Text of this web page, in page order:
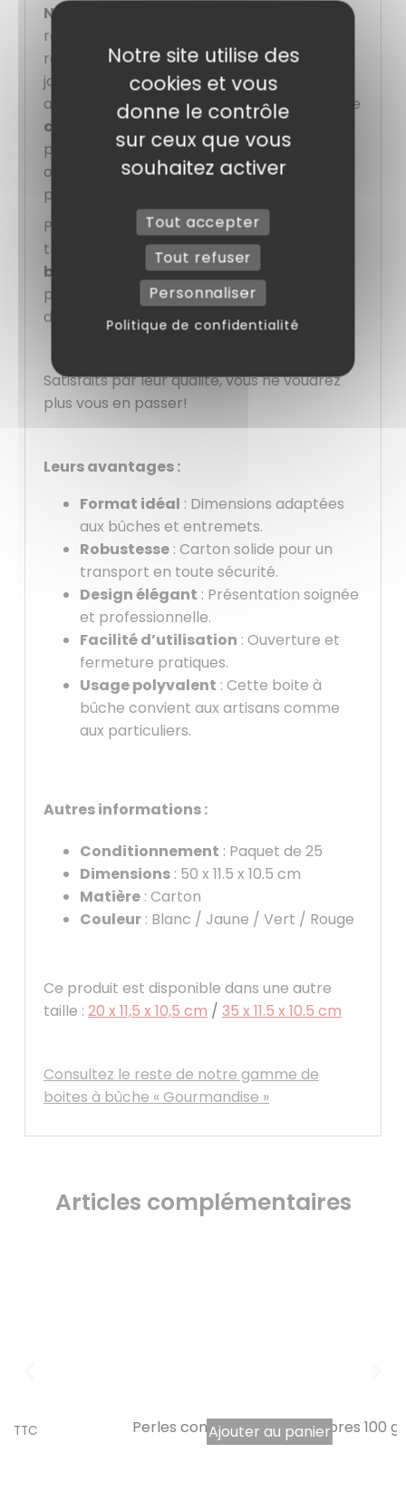
Noël
résistance lors du transport. Son design
raffiné et coloré apporte une touche
joyeuse, parfaite pour les pâtisseries
artisanales et les présentations en vitrine. Le
couvercle charnière avec sa languette
permet une fermeture sécurisée tout en
offrant une mise en avant soignée du
produit.
Pensée pour les boulangers, pâtissiers,
traiteurs et particuliers passionnés, cette
boite à bûcheallie praticité et esthétique
pour un effet « waouh » garanti à chaque
dégustation !
Satisfaits par leur qualité, vous ne voudrez
plus vous en passer!
Leurs avantages :
Format idéal : Dimensions adaptées
aux bûches et entremets.
Robustesse: Carton solide pour un
transport en toute sécurité.
Design élégant : Présentation soignée
et professionnelle.
Facilité d’utilisation : Ouverture et
fermeture pratiques.
Usage polyvalent : Cette boite à
bûche convient aux artisans comme
aux particuliers.
Autres informations :
Conditionnement : Paquet de 25
Dimensions: 50 x 11.5 x 10.5 cm
Matière: Carton
Couleur: Blanc / Jaune / Vert / Rouge
Ce produit est disponible dans une autre
taille : 20 x 11,5 x 10,5 cm / 35 x 11.5 x 10.5 cm
Consultez le reste de notre gamme de
boites à bûche « Gourmandise »
Articles complémentaires
Perles comestibles multicolores 100 gr
Ajouter au panier
Notre site utilise des
cookies et vous
donne le contrôle
sur ceux que vous
souhaitez activer
Tout accepter
Tout refuser
Personnaliser
Politique de confidentialité